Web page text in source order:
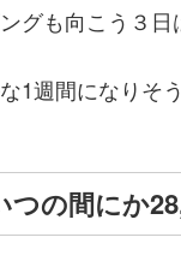
グも向こう３日
1週間になりそ
つの間にか